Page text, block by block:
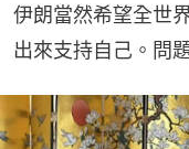
伊朗當然希望全世
出來支持自己。問